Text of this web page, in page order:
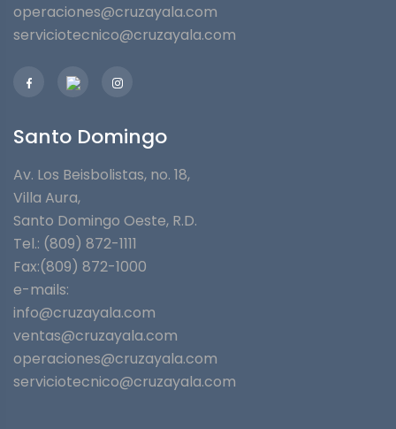
operaciones@cruzayala.com
serviciotecnico@cruzayala.com
Santo Domingo
Av. Los Beisbolistas, no. 18,
Villa Aura,
Santo Domingo Oeste, R.D.
Tel.: (809) 872-1111
Fax:(809) 872-1000
e-mails:
info@cruzayala.com
ventas@cruzayala.com
operaciones@cruzayala.com
serviciotecnico@cruzayala.com